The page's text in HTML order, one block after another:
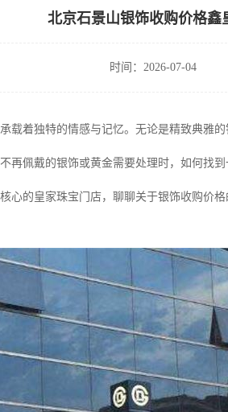
北京石景山银饰收购价格鑫
时间：2026-07-04
载着独特的情感与记忆。无论是精致典雅
再佩戴的银饰或黄金需要处理时，如何找
心的皇家珠宝门店，聊聊关于银饰收购价